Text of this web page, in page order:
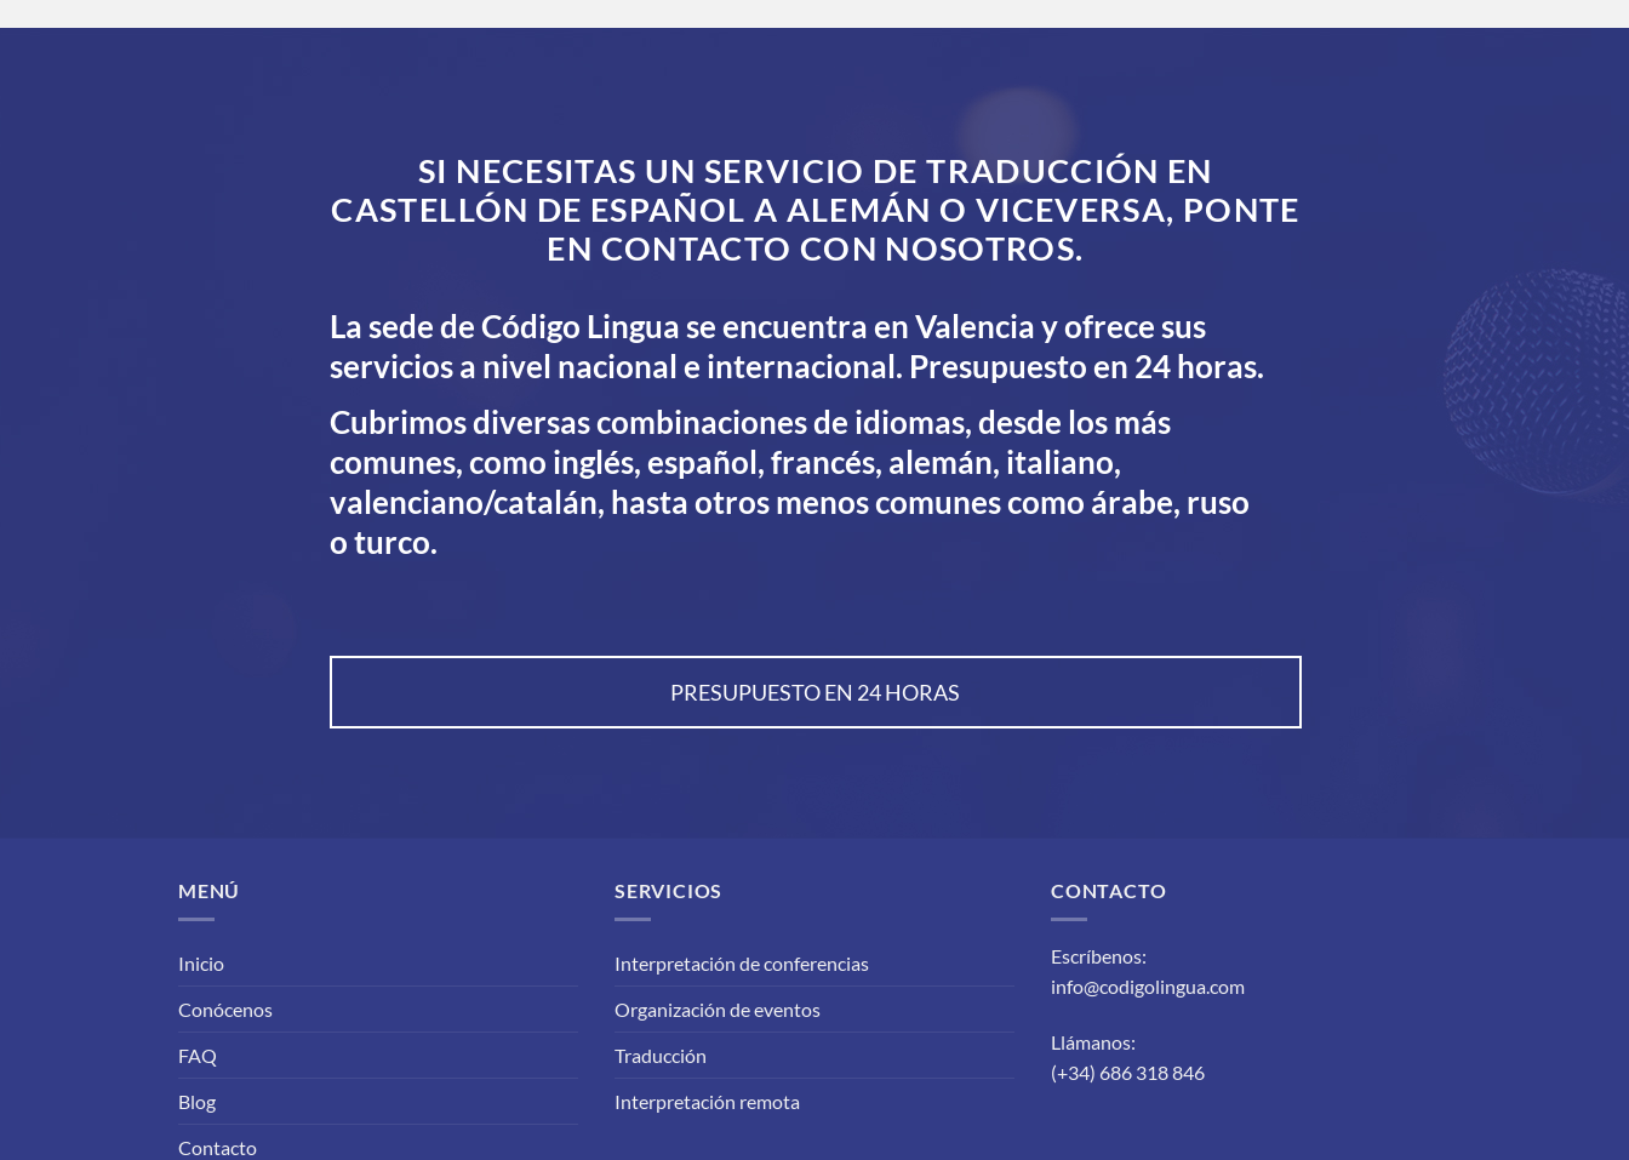
SI NECESITAS UN SERVICIO DE TRADUCCIÓN EN
CASTELLÓN DE ESPAÑOL A ALEMÁN O VICEVERSA, PONTE
EN CONTACTO CON NOSOTROS.
La sede de Código Lingua se encuentra en Valencia y ofrece sus
servicios a nivel nacional e internacional. Presupuesto en 24 horas.
Cubrimos diversas combinaciones de idiomas, desde los más
comunes, como inglés, español, francés, alemán, italiano,
valenciano/catalán, hasta otros menos comunes como árabe, ruso
o turco.
PRESUPUESTO EN 24 HORAS
MENÚ
Inicio
Conócenos
FAQ
Blog
Contacto
SERVICIOS
Interpretación de conferencias
Organización de eventos
Traducción
Interpretación remota
CONTACTO
Escríbenos:
info@codigolingua.com
Llámanos:
(+34) 686 318 846